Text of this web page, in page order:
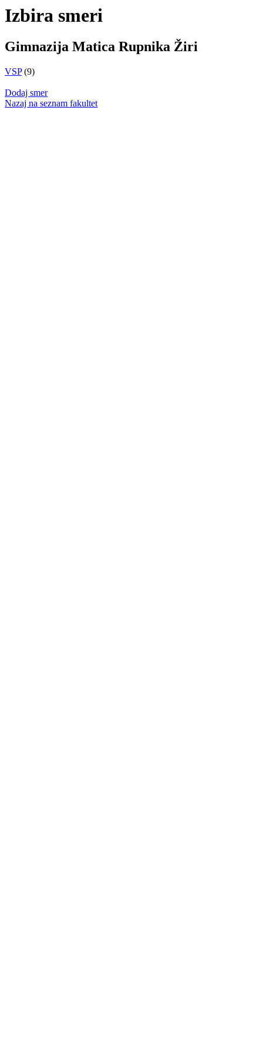
Izbira smeri
Gimnazija Matica Rupnika Žiri
VSP(9)
Dodaj smer
Nazaj na seznam fakultet